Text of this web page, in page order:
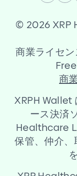
© 2026 XRP
商業ライセン
商
XRPH Wallet
ース決済
Healthcare
保管、仲介